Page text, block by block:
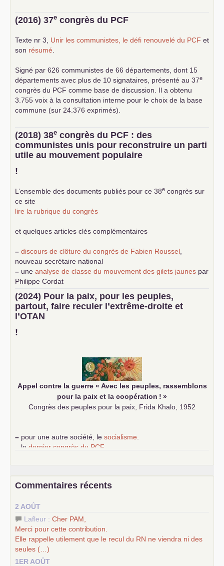
(2016) 37e congrès du PCF
Texte nr 3, Unir les communistes, le défi renouvelé du PCF et
son résumé
Signé par 626 communistes de 66 départements, dont 15
départements avec plus de 10 signataires, présenté au 37e
congrès du PCF comme base de discussion. Il a obtenu
3.755 voix à la consultation interne pour le choix de la base
commune (sur 24.376 exprimés).
(2018) 38e congrès du PCF : des
communistes unis pour reconstruire un parti
utile au mouvement populaire
!
L’ensemble des documents publiés pour ce 38e congrès sur
ce site
lire la rubrique du congrès
et quelques articles clés complémentaires
– discours de clôture du congrès de Fabien Roussel
nouveau secrétaire national
– une analyse de classe du mouvement des gilets jaunes par
Philippe Cordat
–
un texte de Jean-Claude Delaunay
le marxisme est la
science sociale de notre temps
–un appel proposé aux partis communistes et ouvrier
d’Europe
–
(2024) Pour la paix, pour les peuples,
partout, faire reculer l’extrême-droite et
l’OTAN
!
Appel contre la guerre « Avec les peuples, rassemblons
pour la paix et la coopération ! »
Congrès des peuples pour la paix, Frida Khalo, 1952
– pour une autre société, le socialisme
le dernier congrès du PCF
science sociale de notre temps
d’Europe
–lescinq chantiers pour contribuer au débat sur le projet
communiste
Commentaires récents
2 AOÛT
Lafleur : Cher PAM
Merci pour cette contribution.
Elle rappelle utilement que le recul du RN ne viendra ni des
seules (…)
1ER AOÛT